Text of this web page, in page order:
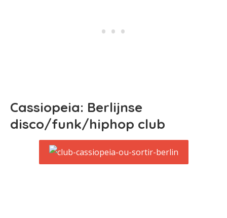
Cassiopeia: Berlijnse
disco/funk/hiphop club